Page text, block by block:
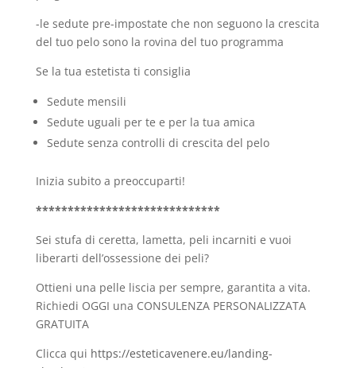
-le sedute pre-impostate che non seguono la crescita
del tuo pelo sono la rovina del tuo programma
Se la tua estetista ti consiglia
Sedute mensili
Sedute uguali per te e per la tua amica
Sedute senza controlli di crescita del pelo
Inizia subito a preoccuparti!
*****************************
Sei stufa di ceretta, lametta, peli incarniti e vuoi
liberarti dell’ossessione dei peli?
Ottieni una pelle liscia per sempre, garantita a vita.
Richiedi OGGI una CONSULENZA PERSONALIZZATA
GRATUITA
Clicca qui https://esteticavenere.eu/landing-